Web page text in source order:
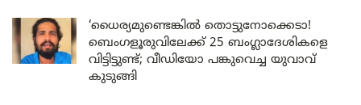
‘ധൈര്യമുണ്ടെങ്കിൽ തൊട്ടുനോക്കെടാ!
ബെംഗളൂരുവിലേക്ക് 25 ബംഗ്ലാദേശികളെ
വിട്ടിട്ടുണ്ട്; വീഡിയോ പങ്കുവെച്ച യുവാവ്
കുടുങ്ങി